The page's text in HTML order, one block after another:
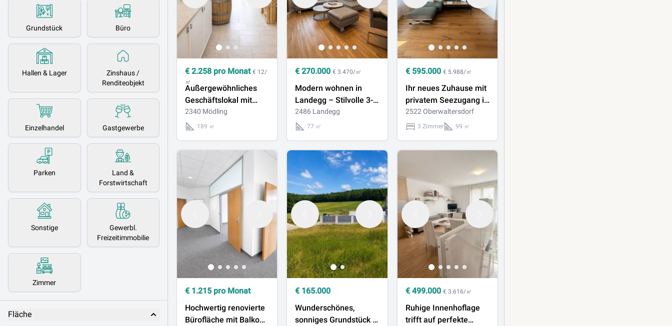
Grundstück Büro
Hallen & Lager
Zinshaus /
Renditeobjekt
Einzelhandel Gastgewerbe
Parken
Land &
Forstwirtschaft
Sonstige
Gewerbl.
Freizeitimmobilie
Zimmer
Fläche
€ 2.258 pro Monat € 12/
㎡
Außergewöhnliches
Geschäftslokal mit
charmanten Keller
2340 Mödling
189 ㎡
€270.000 € 3.470/㎡
Modern wohnen in
Landegg – Stilvolle 3-
Zimmer-Wohnung mit
Loggia
2486 Landegg
77 ㎡
€ 595.000 € 5.988/㎡
Ihr neues Zuhause mit
privatem Seezugang in
Oberwaltersdorf
2522 Oberwaltersdorf
3 Zimmer 99 ㎡
€ 1.215 pro Monat
Hochwertig renovierte
Bürofläche mit Balkon
€ 165.000
Wunderschönes,
sonniges Grundstück in
€ 499.000 € 3.616/㎡
Ruhige Innenhoflage
trifft auf perfekte